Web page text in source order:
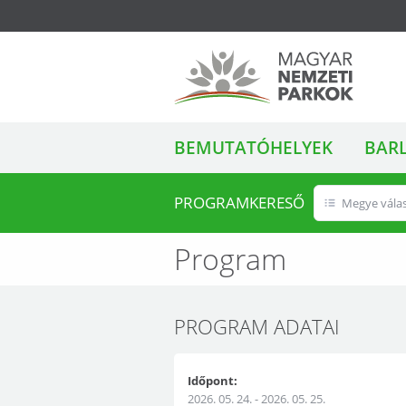
Magyar Nemzeti
Parkok
ALMENÜ
BEMUTATÓHELYEK
PROGRAMKERESŐ Megye
Program
PROGRAM ADATAI
Időpont:
2026. 05. 24. - 2026. 05. 25.